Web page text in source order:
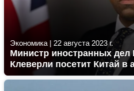
Экономика | 22 августа 2023 г.
Министр иностранных дел
Клеверли посетит Китай в